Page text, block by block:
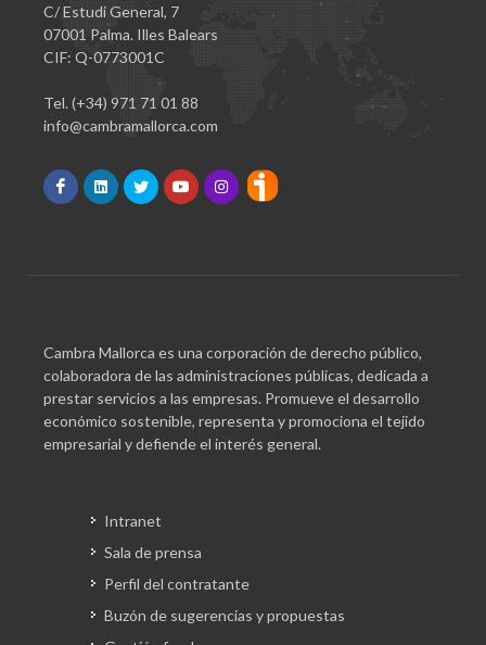
C/ Estudi General, 7
07001 Palma. Illes Balears
CIF: Q-0773001C
Tel. (+34) 971 71 01 88
info@cambramallorca.com
Cambra Mallorca es una corporación de derecho público,
colaboradora de las administraciones públicas, dedicada a
prestar servicios a las empresas. Promueve el desarrollo
económico sostenible, representa y promociona el tejido
empresarial y defiende el interés general.
Intranet
Sala de prensa
Perfil del contratante
Buzón de sugerencias y propuestas